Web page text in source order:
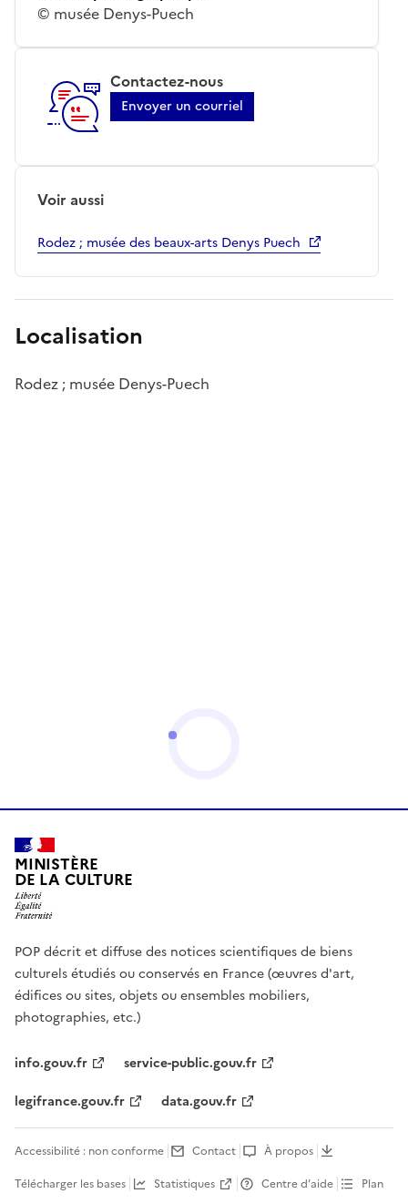
© musée Denys-Puech
Contactez-nous
Envoyer un courriel
Voir aussi
Rodez ; musée des beaux-arts Denys Puech
Localisation
Rodez ; musée Denys-Puech
MINISTÈRE
DE LA CULTURE
POP décrit et diffuse des notices scientifiques de biens
culturels étudiés ou conservés en France (œuvres d'art,
édifices ou sites, objets ou ensembles mobiliers,
photographies, etc.)
info.gouv.fr
service-public.gouv.fr
legifrance.gouv.fr
data.gouv.fr
Accessibilité : non conforme Contact
À propos
Télécharger les bases
Statistiques Centre d’aide Plan